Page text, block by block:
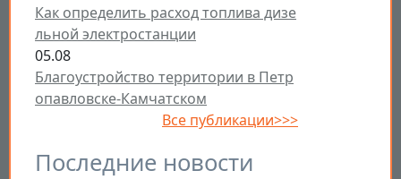
Как определить расход топлива дизе
льной электростанции
05.08
Благоустройство территории в Петр
опавловске-Камчатском
Все публикации>>>
Последние новости